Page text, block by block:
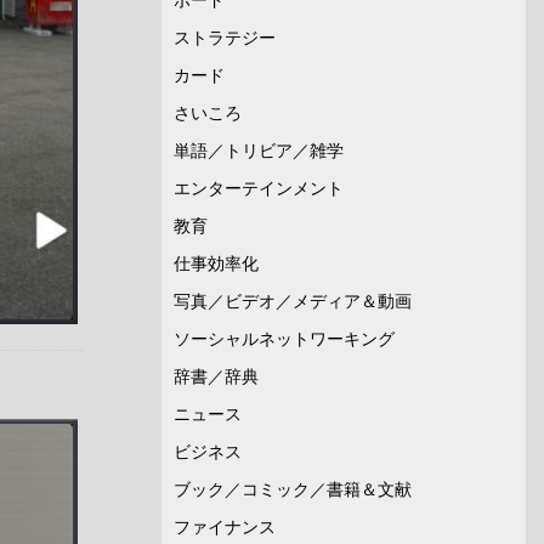
ストラテジー
カード
さいころ
単語／トリビア／雑学
エンターテインメント
教育
仕事効率化
写真／ビデオ／メディア＆動画
ソーシャルネットワーキング
辞書／辞典
ニュース
ビジネス
ブック／コミック／書籍＆文献
ファイナンス